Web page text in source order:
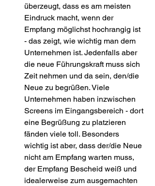
überzeugt, dass es am meisten
Eindruck macht, wenn der
Empfang möglichst hochrangig ist
- das zeigt, wie wichtig man dem
Unternehmen ist. Jedenfalls aber
die neue Führungskraft muss sich
Zeit nehmen und da sein, den/die
Neue zu begrüßen. Viele
Unternehmen haben inzwischen
Screens im Eingangsbereich - dort
eine Begrüßung zu platzieren
fänden viele toll. Besonders
wichtig ist aber, dass der/die Neue
nicht am Empfang warten muss,
der Empfang Bescheid weiß und
idealerweise zum ausgemachten